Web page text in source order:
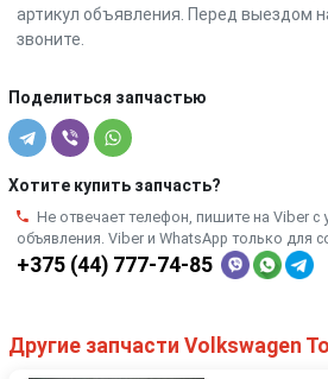
артикул объявления. Перед выездом
звоните.
Поделиться запчастью
Хотите купить запчасть?
Не отвечает телефон, пишите на Viber с
объявления. Viber и WhatsApp только для
+375 (44) 777-74-85
Другие запчасти Volkswagen